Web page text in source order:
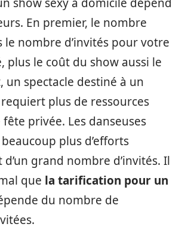
En premier, le nombre
le nombre d’invités pour votre
plus le coût du show aussi le
un spectacle destiné à un
plus de ressources
fête privée. Les danseuses
plus d’efforts
d’un grand nombre d’invités. Il
que la tarification pour un
du nombre de